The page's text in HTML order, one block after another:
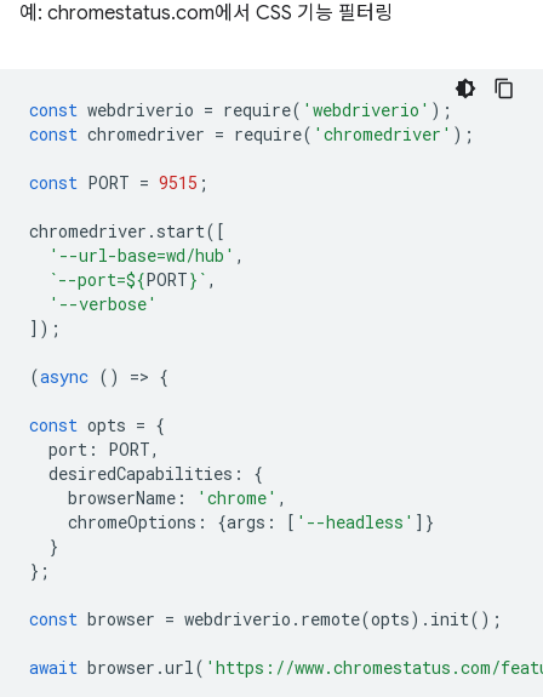
예: chromestatus.com에서 CSS 기능 필터링
const webdriverio = require( 'webdriverio' );
const chromedriver = require( 'chromedriver' );
const PORT = 9515 ;
chromedriver . start([
'--url-base=wd/hub' ,
`--port=${PORT} ` ,
'--verbose'
]);
(async () => {
const opts = {
port : PORT,
desiredCapabilities :
{
browserName : 'chrome' ,
chromeOptions : {args : [ '--headless' ]}
}
};
const browser = webdriverio . remote(opts). init();
await browser .url( 'https://www.chromestatus.com/